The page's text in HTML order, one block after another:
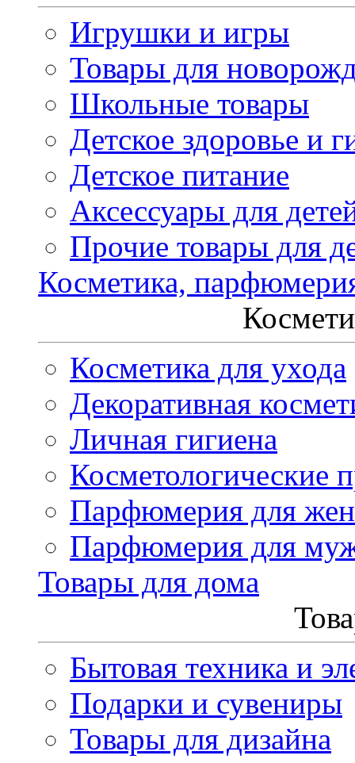
Игрушки и игры
Товары для
Школьные товары
Детское здоровье и
Детское питание
Аксессуары для
Прочие товары для
Косметика,
Косметика для ухода
Декоративная
Личная гигиена
Косметологические
Парфюмерия для
Парфюмерия для
Товары для дома
Бытовая техника и
Подарки и сувениры
Товары для дизайна